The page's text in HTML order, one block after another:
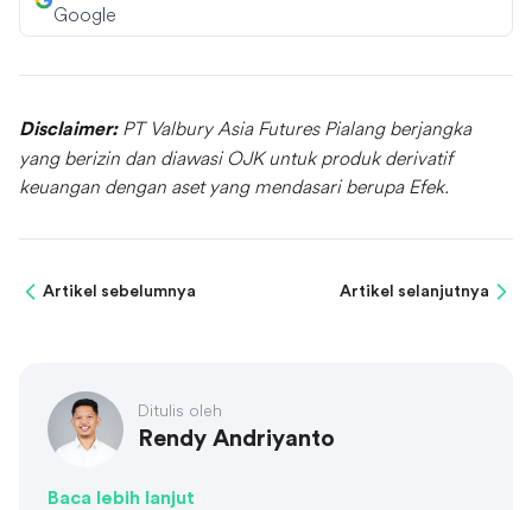
Google
Disclaimer: PT Valbury Asia Futures Pialang berjangka
yang berizin dan diawasi OJK untuk produk derivatif
keuangan dengan aset yang mendasari berupa Efek.
Artikel sebelumnya Artikel selanjutnya
Ditulis oleh
Rendy Andriyanto
Baca lebih lanjut